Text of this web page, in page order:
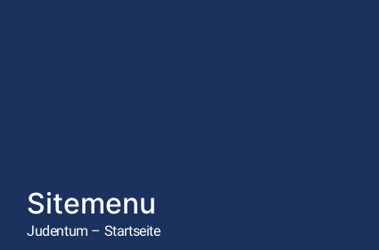
Sitemenu
Judentum – Startseite